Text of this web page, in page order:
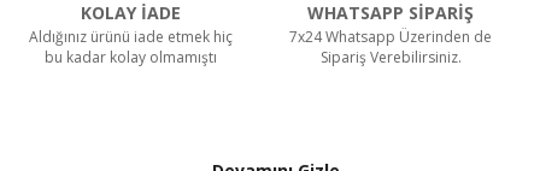
KOLAY İADE
Aldığınız ürünü iade etmek hiç
bu kadar kolay olmamıştı
WHATSAPP SİPARİŞ
7x24 Whatsapp Üzerinden de
Sipariş Verebilirsiniz.